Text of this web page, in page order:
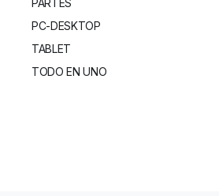
PARTES
PC-DESKTOP
TABLET
TODO EN UNO